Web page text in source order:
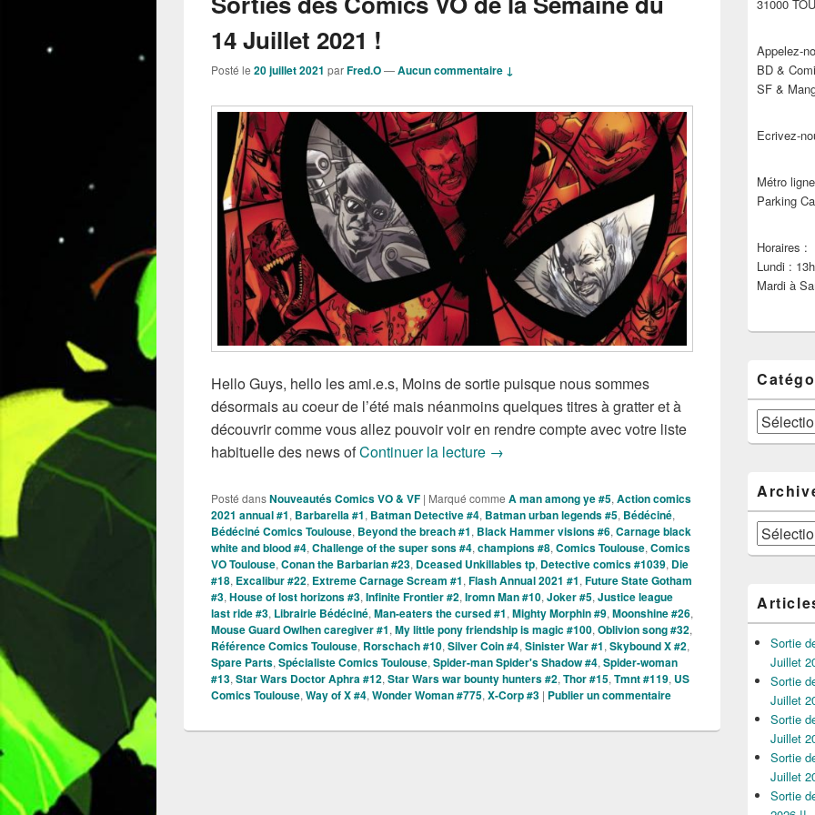
14 Juillet 2021 !
Posté le 20 juillet 2021 parFred.O—Aucun commentaire ↓
Hello Guys, hello les ami.e.s, Moins de sortie puisque nous sommes
désormais au coeur de l’été mais néanmoins quelques titres à gratter et à
découvrir comme vous allez pouvoir voir en rendre compte avec votre liste
habituelle des news ofContinuer la lecture Sorties des Comics VO de la Semaine du 14
→
Posté dansNouveautés Comics VO & VF | Marqué comme A man among ye #5, Action comics
2021 annual #1, Barbarella #1, Batman Detective #4, Batman urban legends #5, Bédéciné,
Bédéciné Comics Toulouse, Beyond the breach #1, Black Hammer visions #6, Carnage black
white and blood #4, Challenge of the super sons #4, champions #8, Comics Toulouse, Comics
VO Toulouse, Conan the Barbarian #23, Dceased Unkillables tp, Detective comics #1039, Die
#18, Excalibur #22, Extreme Carnage Scream #1, Flash Annual 2021 #1, Future State Gotham
#3, House of lost horizons #3, Infinite Frontier #2, Iromn Man #10, Joker #5, Justice league
last ride #3, Librairie Bédéciné, Man-eaters the cursed #1, Mighty Morphin #9, Moonshine #26,
Mouse Guard Owlhen caregiver #1, My little pony friendship is magic #100, Oblivion song #32,
Référence Comics Toulouse, Rorschach #10, Silver Coin #4, Sinister War #1, Skybound X #2,
Spare Parts, Spécialiste Comics Toulouse, Spider-man Spider's Shadow #4, Spider-woman
#13, Star Wars Doctor Aphra #12, Star Wars war bounty hunters #2, Thor #15, Tmnt #119, US
Comics Toulouse, Way of X #4, Wonder Woman #775, X-Corp #3 | Publier un commentaire
31000
Appelez-
BD &
SF &
Ecrivez-
Métro
Parking
Horaires :
Lundi :
Mardi à
Catégories
Archives
Sortie
Juillet
Sortie
Juillet
Sortie
Juillet
Sortie
Juillet
Sortie